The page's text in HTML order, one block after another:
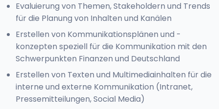
Evaluierung von Themen, Stakeholdern und Trends
für die Planung von Inhalten und Kanälen
Erstellen von Kommunikationsplänen und -
konzepten speziell für die Kommunikation mit den
Schwerpunkten Finanzen und Deutschland
Erstellen von Texten und Multimediainhalten für die
interne und externe Kommunikation (Intranet,
Pressemitteilungen, Social Media)